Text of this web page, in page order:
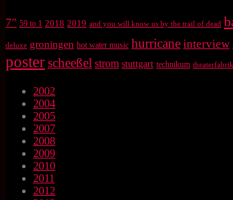
7" 59 to 1 2018 2019 and you will know us by the trail of dead
deluxe groningen hot water music hurricane interview
posterscheeßel strom stuttgart technikum theaterfabrik
2002
2004
2005
2007
2008
2009
2010
2011
2012